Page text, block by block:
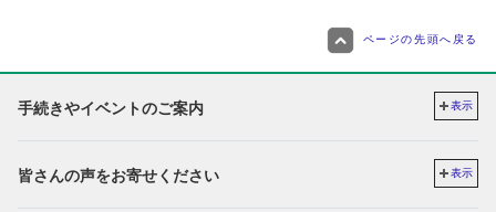
ページの先頭へ戻る
手続きやイベントのご案内 表示
皆さんの声をお寄せください 表示